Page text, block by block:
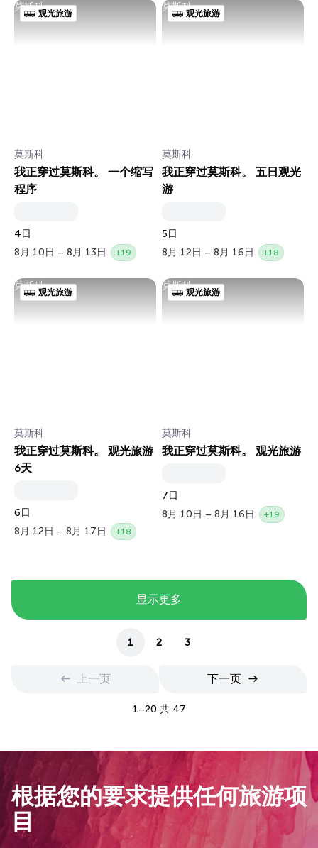
观光旅游
莫斯科
莫斯科
我正穿过莫斯科。 一个缩写
程序
4日
8月 10日 – 8月 13日
+19
观光旅游
莫斯科
莫斯科
我正穿过莫斯科。 五日观光
游
5日
8月 12日 – 8月 16日
+18
观光旅游
莫斯科
莫斯科
我正穿过莫斯科。 观光旅游
6天
6日
8月 12日 – 8月 17日
+18
观光旅游
莫斯科
莫斯科
我正穿过莫斯科。 观光旅游
7日
8月 10日 – 8月 16日
+19
显示更多
1 2 3
上一页 下一页
1–20 共 47
根据您的要求提供任何旅游项
目